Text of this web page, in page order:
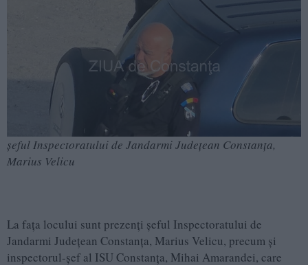
șeful Inspectoratului de Jandarmi Județean Constanța,
Marius Velicu
La fața locului sunt prezenți șeful Inspectoratului de
Jandarmi Județean Constanța, Marius Velicu, precum și
inspectorul-șef al ISU Constanța, Mihai Amarandei, care